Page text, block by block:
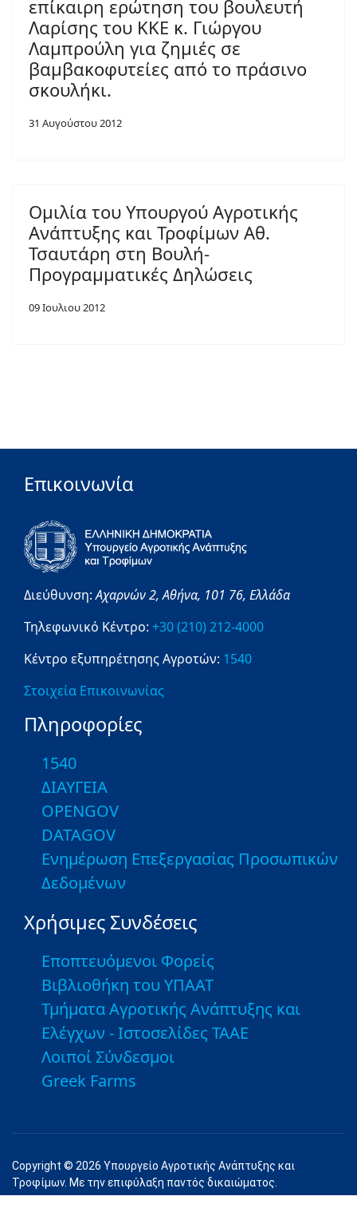
επίκαιρη ερώτηση του βουλευτή
Λαρίσης του ΚΚΕ κ. Γιώργου
Λαμπρούλη για ζημιές σε
βαμβακοφυτείες από το πράσινο
σκουλήκι.
31 Αυγούστου 2012
Ομιλία του Υπουργού Αγροτικής
Ανάπτυξης και Τροφίμων Αθ.
Τσαυτάρη στη Βουλή-
Προγραμματικές Δηλώσεις
09 Ιουλιου 2012
Επικοινωνία
Διεύθυνση:Αχαρνών 2,Αθήνα, 101 76, Ελλάδα
Τηλεφωνικό Κέντρο: +30 (210) 212-4000
Κέντρο εξυπηρέτησης Αγροτών: 1540
Στοιχεία Επικοινωνίας
Πληροφορίες
1540
ΔΙΑΥΓΕΙΑ
OPENGOV
DATAGOV
Ενημέρωση Επεξεργασίας Προσωπικών
Δεδομένων
Χρήσιμες Συνδέσεις
Εποπτευόμενοι Φορείς
Βιβλιοθήκη του ΥΠΑΑΤ
Τμήματα Αγροτικής Ανάπτυξης και
Ελέγχων - Ιστοσελίδες ΤΑΑΕ
Λοιποί Σύνδεσμοι
Greek Farms
Copyright © 2026 Υπουργείο Αγροτικής Ανάπτυξης και
Τροφίμων. Με την επιφύλαξη παντός δικαιώματος.